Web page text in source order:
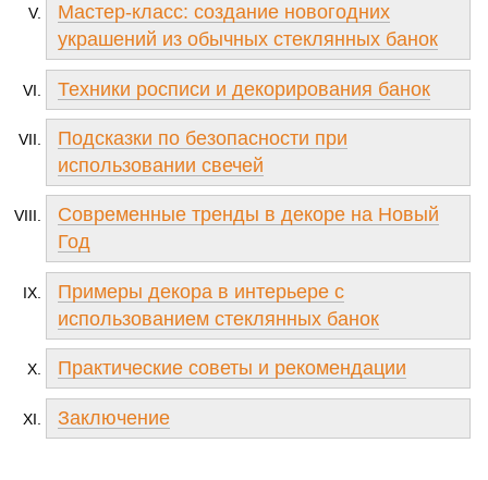
Мастер-класс: создание новогодних
украшений из обычных стеклянных банок
Техники росписи и декорирования банок
Подсказки по безопасности при
использовании свечей
Современные тренды в декоре на Новый
Год
Примеры декора в интерьере с
использованием стеклянных банок
Практические советы и рекомендации
Заключение